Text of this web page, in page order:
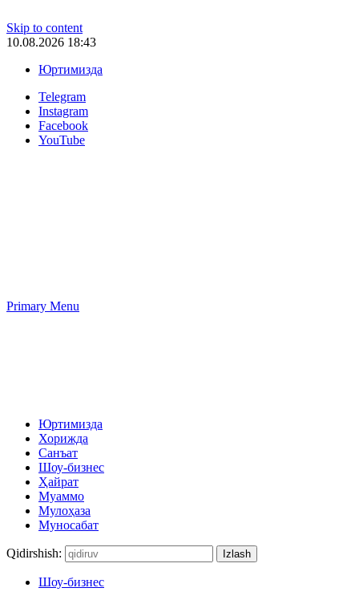
Skip to content
10.08.2026 18:43
Юртимизда
Telegram
Instagram
Facebook
YouTube
Primary Menu
Юртимизда
Хорижда
Санъат
Шоу-бизнес
Ҳайрат
Муаммо
Мулоҳаза
Муносабат
Qidirshish:
Шоу-бизнес